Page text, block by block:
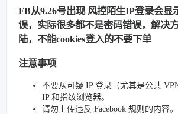
FB从9.26号出现 风控陌生IP登录会显
误，实际很多都不是密码错误，解决
陆，不能cookies登入的不要下单
注意事项
不要从可疑 IP 登录（尤其是公共
IP 和指纹浏览器。
请勿上传违反 Facebook 规则的内容。